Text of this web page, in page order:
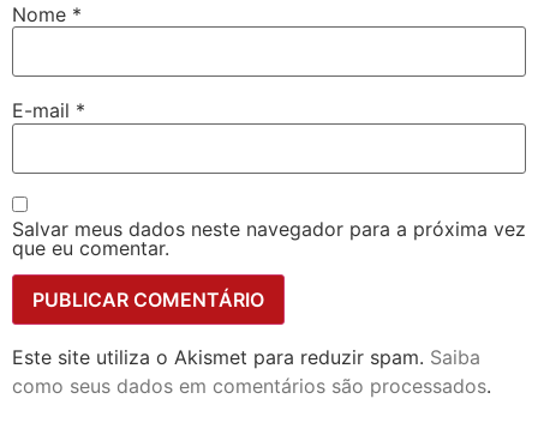
Nome *
E-mail *
Salvar meus dados neste navegador para a próxima vez
que eu comentar.
Este site utiliza o Akismet para reduzir spam. Saiba
como seus dados em comentários são processados.